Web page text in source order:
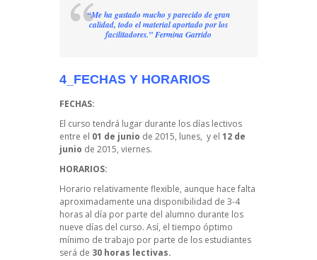
“Me ha gustado mucho y parecido de gran
calidad, todo el material aportado por los
facilitadores.” Fermina Garrido
4_FECHAS Y HORARIOS
FECHAS:
El curso tendrá lugar durante los días lectivos
entre el 01 de junio de 2015, lunes, y el 12 de
junio de 2015, viernes.
HORARIOS:
Horario relativamente flexible, aunque hace falta
aproximadamente una disponibilidad de 3-4
horas al día por parte del alumno durante los
nueve días del curso. Así, el tiempo óptimo
mínimo de trabajo por parte de los estudiantes
será de 30 horas lectivas.